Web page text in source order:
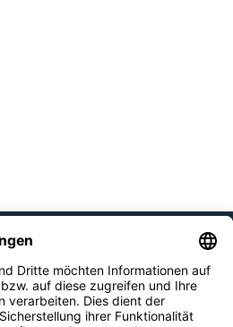
Rechnung Vorkasse